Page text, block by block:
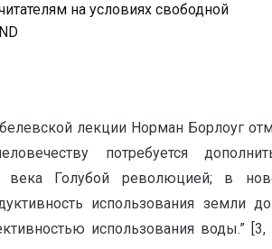
на условиях свободной
лекции Норман Борлоуг
потребуется
Голубой революцией; в
использования земли
использования воды.”